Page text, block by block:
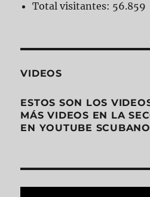
Total visitantes: 56.859
VIDEOS
ESTOS SON LOS
MÁS VIDEOS EN LA
EN YOUTUBE